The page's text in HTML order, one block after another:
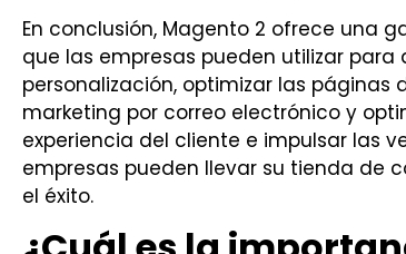
En conclusión, Magento 2 ofrece una
que las empresas pueden utilizar para
personalización, optimizar las páginas
marketing por correo electrónico y
experiencia del cliente e impulsar las
empresas pueden llevar su tienda de
el éxito.